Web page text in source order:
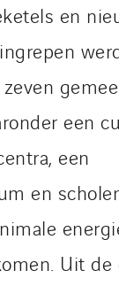
en
een
een
en
Uit de